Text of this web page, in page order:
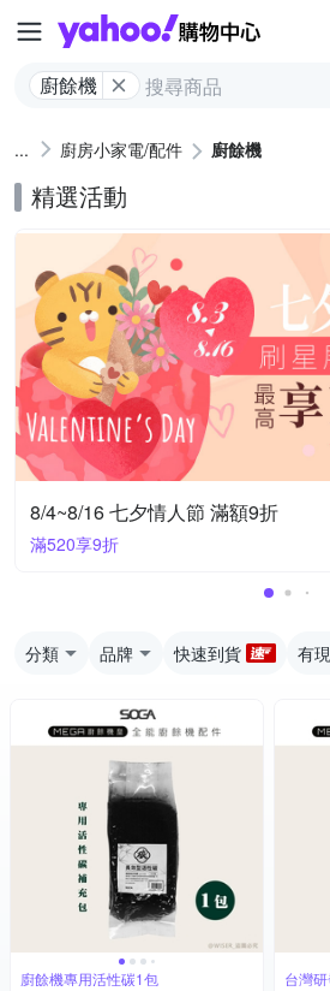
Yahoo
廚餘機
廚房小家電/配件 廚餘機
精選活動
8/4~8/16 七夕情人節 滿額9折
滿520享9折
分類 品牌 快速到貨 有
廚餘機專用活性碳1包 台灣